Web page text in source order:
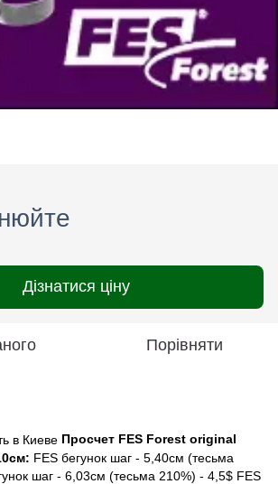
Дізнатися ціну
Порівняти
Просчет FES Forest original
FES бегунок шаг - 5,40см (тесьма
шаг - 6,03см (тесьма 210%) - 4,5$ FES